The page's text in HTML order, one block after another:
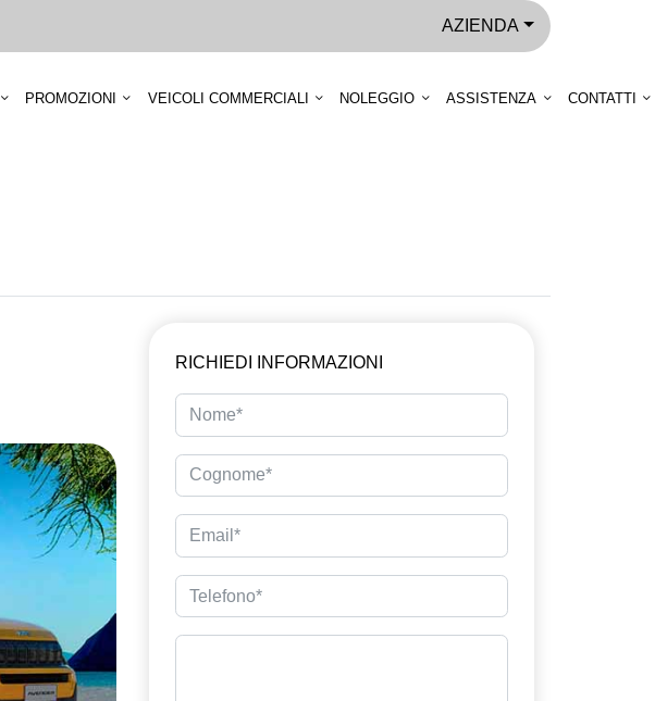
AZIENDA
PROMOZIONI VEICOLI COMMERCIALI NOLEGGIO ASSISTENZA CONTATTI
RICHIEDI INFORMAZIONI